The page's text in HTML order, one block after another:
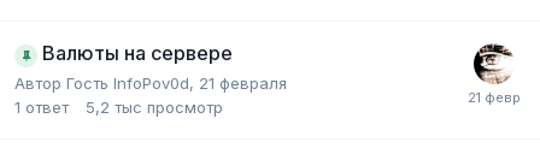
Валюты на сервере
Автор Гость InfoPov0d, 21 февраля
1 ответ 5,2 тыс просмотр